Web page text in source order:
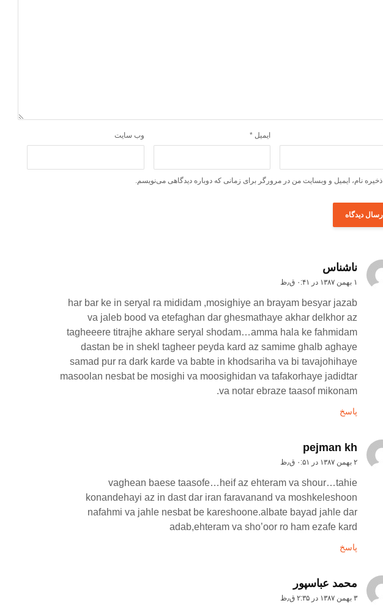
ایمیل * وب‌ سایت
ذخیره نام، ایمیل و وبسایت من در مرورگر برای زمانی که دوباره دیدگاهی می‌نویسم.
ناشناس
۱ بهمن ۱۳۸۷ در ۰:۴۱ ق٫ظ
har bar ke in seryal ra mididam ,mosighiye an brayam besyar jazab
va jaleb bood va etefaghan dar ghesmathaye akhar delkhor az
tagheeere titrajhe akhare seryal shodam…amma hala ke fahmidam
dastan be in shekl tagheer peyda kard az samime ghalb aghaye
samad pur ra dark karde va babte in khodsariha va bi tavajohihaye
masoolan nesbat be mosighi va moosighidan va tafakorhaye jadidtar
va notar ebraze taasof mikonam.
پاسخ
pejman kh
۲ بهمن ۱۳۸۷ در ۰:۵۱ ق٫ظ
vaghean baese taasofe…heif az ehteram va shour…tahie
konandehayi az in dast dar iran faravanand va moshkeleshoon
nafahmi va jahle nesbat be kareshoone.albate bayad jahle dar
adab,ehteram va sho’oor ro ham ezafe kard
پاسخ
محمد عباسپور
۳ بهمن ۱۳۸۷ در ۲:۳۵ ق٫ظ